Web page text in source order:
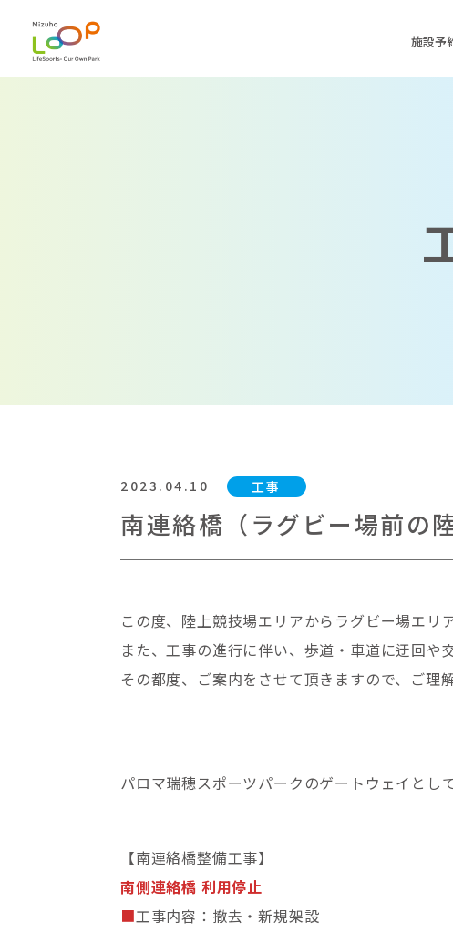
施設予
2023.04.10 工事
南連絡橋（ラグビー場前の
この度、陸上競技場エリアからラグビー場エリ
また、工事の進行に伴い、歩道・車道に迂回や
その都度、ご案内をさせて頂きますので、ご理
パロマ瑞穂スポーツパークのゲートウェイとし
【南連絡橋整備工事】
南側連絡橋 利用停止
■工事内容：撤去・新規架設